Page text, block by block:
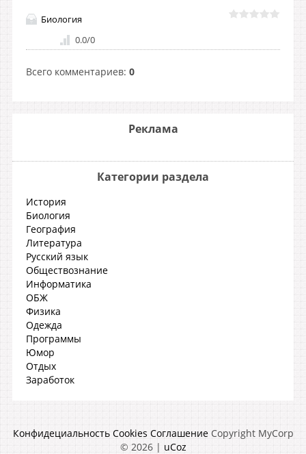
Биология
0.0/0
Всего комментариев: 0
Реклама
Категории раздела
История
Биология
География
Литература
Русский язык
Обществознание
Информатика
ОБЖ
Физика
Одежда
Программы
Юмор
Отдых
Заработок
Конфидециальность Cookies Соглашение Copyright MyCorp
© 2026| uCoz